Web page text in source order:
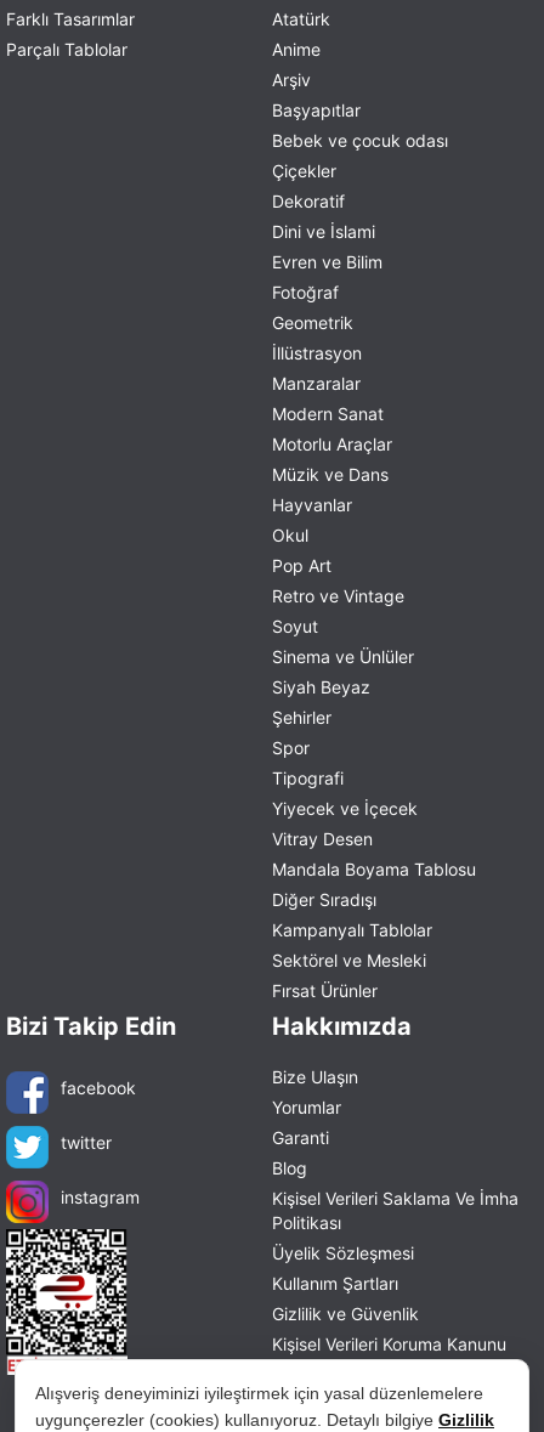
Alışveriş deneyiminizi iyileştirmek için yasal düzenlemelere
uygunçerezler (cookies) kullanıyoruz. Detaylı bilgiye Gizlilik
Farklı Tasarımlar
Parçalı Tablolar
Atatürk
Anime
Arşiv
Başyapıtlar
Bebek ve çocuk odası
Çiçekler
Dekoratif
Dini ve İslami
Evren ve Bilim
Fotoğraf
Geometrik
İllüstrasyon
Manzaralar
Modern Sanat
Motorlu Araçlar
Müzik ve Dans
Hayvanlar
Okul
Pop Art
Retro ve Vintage
Soyut
Sinema ve Ünlüler
Siyah Beyaz
Şehirler
Spor
Tipografi
Yiyecek ve İçecek
Vitray Desen
Mandala Boyama Tablosu
Diğer Sıradışı
Kampanyalı Tablolar
Sektörel ve Mesleki
Fırsat Ürünler
Bizi Takip Edin
facebook
twitter
instagram
Hakkımızda
Bize Ulaşın
Yorumlar
Garanti
Blog
Kişisel Verileri Saklama Ve İmha
Politikası
Üyelik Sözleşmesi
Kullanım Şartları
Gizlilik ve Güvenlik
Kişisel Verileri Koruma Kanunu
İade ve Değişim Politikası